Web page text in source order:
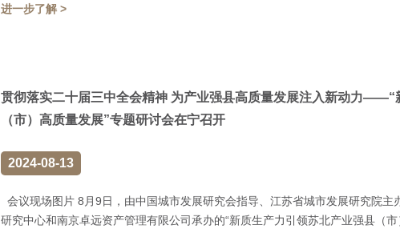
进一步了解 >
贯彻落实二十届三中全会精神 为产业强县高质量发展注入新动力——“
（市）高质量发展”专题研讨会在宁召开
2024-08-13
会议现场图片 8月9日，由中国城市发展研究会指导、江苏省城市发展研究院主
研究中心和南京卓远资产管理有限公司承办的“新质生产力引领苏北产业强县（市